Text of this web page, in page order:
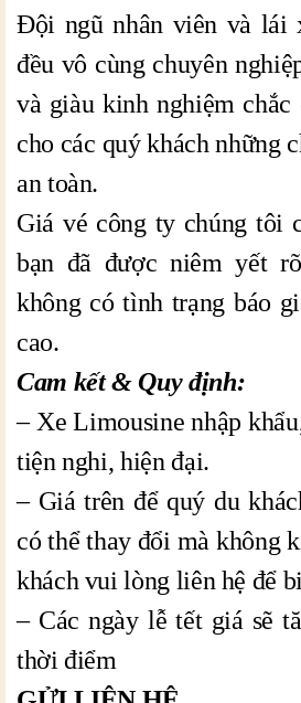
Đội ngũ nhân viên và lái
đều vô cùng chuyên
và giàu kinh nghiệm chắc
cho các quý khách những
an toàn.
Giá vé công ty chúng tôi
bạn đã được niêm yết
không có tình trạng báo
cao.
Cam kết & Quy định:
– Xe Limousine nhập
tiện nghi, hiện đại.
– Giá trên để quý du
có thể thay đổi mà không
khách vui lòng liên hệ để
– Các ngày lễ tết giá sẽ
thời điểm